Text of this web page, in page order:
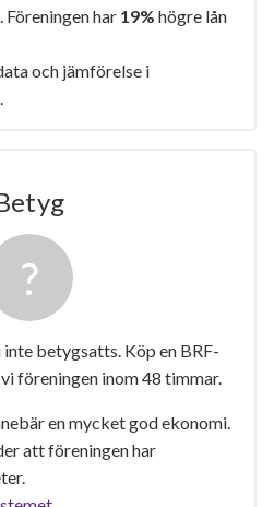
har 19% högre lån
och jämförelse i
inte betygsatts. Köp en BRF-
föreningen inom 48 timmar.
en mycket god ekonomi.
att föreningen har